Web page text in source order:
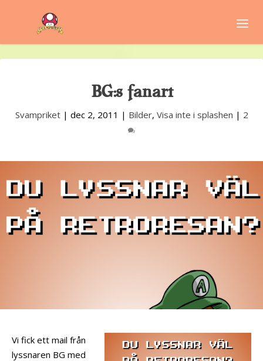
BG:s fanart
Svampriket| dec 2, 2011 | Bilder, Visa inte i splashen | 2
Vi fick ett mail från
lyssnaren BG med